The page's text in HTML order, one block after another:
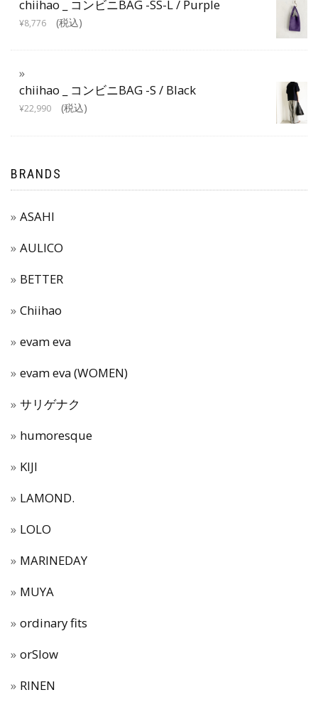
chiihao _ コンビニBAG -SS-L / Purple
¥8,776 (税込)
chiihao _ コンビニBAG -S / Black
¥22,990 (税込)
BRANDS
ASAHI
AULICO
BETTER
Chiihao
evam eva
evam eva (WOMEN)
サリゲナク
humoresque
KIJI
LAMOND.
LOLO
MARINEDAY
MUYA
ordinary fits
orSlow
RINEN